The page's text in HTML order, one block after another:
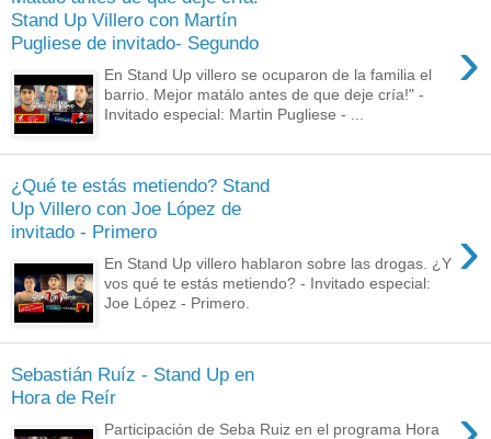
Stand Up Villero con Martín
Pugliese de invitado- Segundo
›
En Stand Up villero se ocuparon de la familia el
barrio. Mejor matálo antes de que deje cría!" -
Invitado especial: Martin Pugliese - ...
¿Qué te estás metiendo? Stand
Up Villero con Joe López de
invitado - Primero
›
En Stand Up villero hablaron sobre las drogas. ¿Y
vos qué te estás metiendo? - Invitado especial:
Joe López - Primero.
Sebastián Ruíz - Stand Up en
Hora de Reír
Participación de Seba Ruiz en el programa Hora